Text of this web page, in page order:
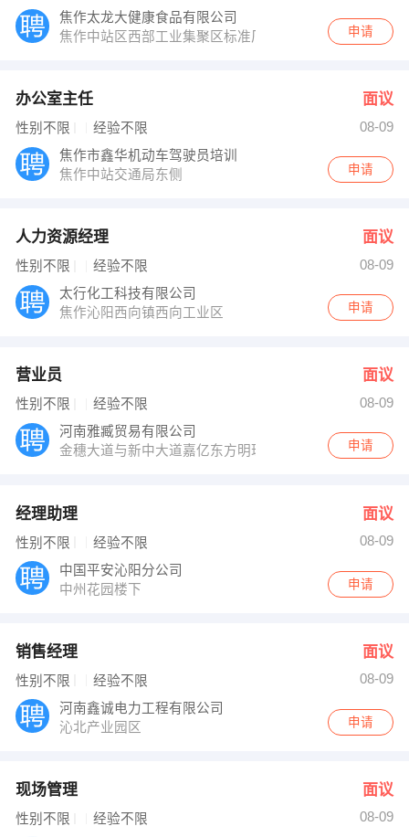
【沁阳市致远中学】 强势入驻
焦作太龙大健康食品有限公司
焦作中站区西部工业集聚区标准厂房5号楼
申请
办公室主任 面议
性别不限 经验不限
08-09
焦作市鑫华机动车驾驶员培训
焦作中站交通局东侧
申请
人力资源经理 面议
性别不限 经验不限
08-09
太行化工科技有限公司
焦作沁阳西向镇西向工业区
申请
营业员 面议
性别不限 经验不限
08-09
河南雅臧贸易有限公司
金穗大道与新中大道嘉亿东方明珠1703室
申请
经理助理 面议
性别不限 经验不限
08-09
中国平安沁阳分公司
中州花园楼下
申请
销售经理 面议
性别不限 经验不限
08-09
河南鑫诚电力工程有限公司
沁北产业园区
申请
现场管理 面议
性别不限 经验不限
08-09